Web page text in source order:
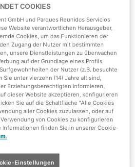
COOKIES
GmbH und Parques Reunidos Servicios
Website verantwortlichen Herausgeber,
Cookies, um das Funktionieren der
Zugang der Nutzer mit bestimmten
unsere Dienstleistungen zu überwachen
auf der Grundlage eines Profils
der Nutzer (z.B. besuchte
Sie unter vierzehn (14) Jahre alt sind,
Erziehungsberechtigten informieren,
dieser Website akzeptieren, konfigurieren
Sie auf die Schaltfläche "Alle Cookies
aller Cookies zuzulassen, oder auf
von Cookies zu konfigurieren
Informationen finden Sie in unserer Cookie-
Einstellungen